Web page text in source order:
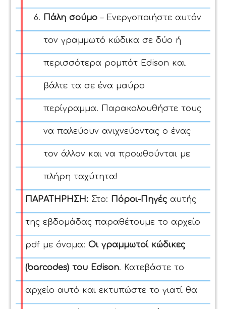
Πάλη σούμο – Ενεργοποιήστε αυτόν
τον γραμμωτό κώδικα σε δύο ή
περισσότερα ρομπότ Edison και
βάλτε τα σε ένα μαύρο
περίγραμμα. Παρακολουθήστε τους
να παλεύουν ανιχνεύοντας ο ένας
τον άλλον και να προωθούνται με
πλήρη ταχύτητα!
ΠΑΡΑΤΗΡΗΣΗ: Στο: Πόροι-Πηγές αυτής
της εβδομάδας παραθέτουμε το αρχείο
pdf με όνομα: Οι γραμμωτοί κώδικες
(barcodes) του Edison. Κατεβάστε το
αρχείο αυτό και εκτυπώστε το γιατί θα